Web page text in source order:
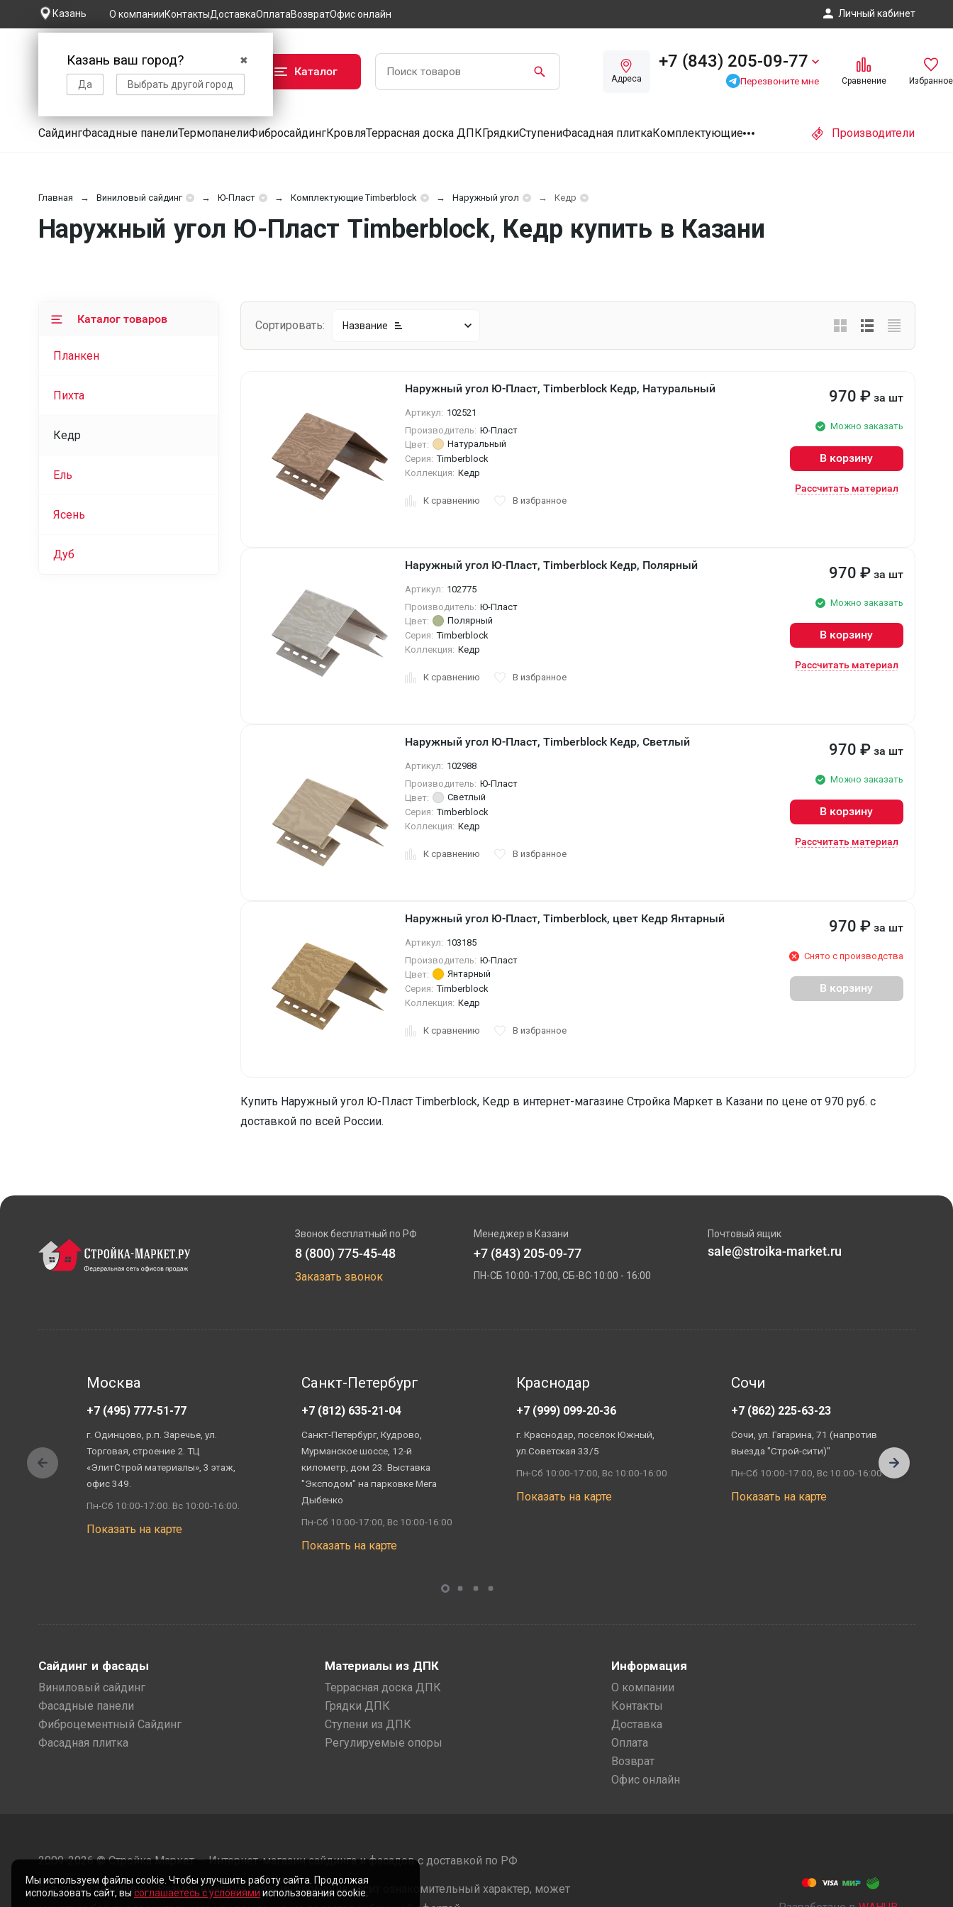
Казань
✖
Казань ваш город?
Да Выбрать другой город
О компанииКонтактыДоставкаОплатаВозвратОфис онлайн Личный кабинет
Каталог
Адреса
+7 (843) 205-09-77
Перезвоните мне Сравнение Избранное
СайдингФасадные панелиТермопанелиФибросайдингКровляТеррасная доска ДПКГрядкиСтупениФасадная плиткаКомплектующие Производители
Главная Виниловый сайдинг Ю-Пласт Комплектующие Timberblock Наружный угол Кедр
Наружный угол Ю-Пласт Timberblock, Кедр купить в Казани
Сортировать: Название
Наружный угол Ю-Пласт, Timberblock Кедр, Натуральный
Артикул: 102521
Производитель: Ю-Пласт
Цвет:
Натуральный
Серия: Timberblock
Коллекция: Кедр
К сравнению В избранное
970 ₽ за шт
Можно заказать
В корзину
Рассчитать материал
Наружный угол Ю-Пласт, Timberblock Кедр, Полярный
Артикул: 102775
Производитель: Ю-Пласт
Цвет:
Полярный
Серия: Timberblock
Коллекция: Кедр
К сравнению В избранное
970 ₽ за шт
Можно заказать
В корзину
Рассчитать материал
Наружный угол Ю-Пласт, Timberblock Кедр, Светлый
Артикул: 102988
Производитель: Ю-Пласт
Цвет:
Светлый
Серия: Timberblock
Коллекция: Кедр
К сравнению В избранное
970 ₽ за шт
Можно заказать
В корзину
Рассчитать материал
Наружный угол Ю-Пласт, Timberblock, цвет Кедр Янтарный
Артикул: 103185
Производитель: Ю-Пласт
Цвет:
Янтарный
Серия: Timberblock
Коллекция: Кедр
К сравнению В избранное
970 ₽ за шт
Снято с производства
В корзину
Купить Наружный угол Ю-Пласт Timberblock, Кедр в интернет-магазине Стройка Маркет в Казани по цене от 970 руб. с
доставкой по всей России.
Каталог товаров
Планкен
Пихта
Кедр
Ель
Ясень
Дуб
Звонок бесплатный по РФ
8 (800) 775-45-48
Заказать звонок
Менеджер в Казани
+7 (843) 205-09-77
ПН-СБ 10:00-17:00, СБ-ВС 10:00 - 16:00
Почтовый ящик
sale@stroika-market.ru
Москва
+7 (495) 777-51-77
г. Одинцово, р.п. Заречье, ул.
Торговая, строение 2. ТЦ
«ЭлитСтрой материалы», 3 этаж,
офис 349.
Пн-Сб 10:00-17:00. Вс 10:00-16:00.
Показать на карте
Санкт-Петербург
+7 (812) 635-21-04
Санкт-Петербург, Кудрово,
Мурманское шоссе, 12-й
километр, дом 23. Выставка
"Эксподом" на парковке Мега
Дыбенко
Пн-Сб 10:00-17:00, Вс 10:00-16:00
Показать на карте
Краснодар
+7 (999) 099-20-36
г. Краснодар, посёлок Южный,
ул.Советская 33/5
Пн-Сб 10:00-17:00, Вс 10:00-16:00
Показать на карте
Сочи
+7 (862) 225-63-23
Сочи, ул. Гагарина, 71 (напротив
выезда "Строй-сити)"
Пн-Сб 10:00-17:00, Вс 10:00-16:00
Показать на карте
Сайдинг и фасады
Виниловый сайдинг
Фасадные панели
Фиброцементный Сайдинг
Фасадная плитка
Материалы из ДПК
Террасная доска ДПК
Грядки ДПК
Ступени из ДПК
Регулируемые опоры
Информация
О компании
Контакты
Доставка
Оплата
Возврат
Офис онлайн
2009-2026 © Стройка Маркет — Интернет-магазин сайдинга и фасадов с доставкой по РФ
Все права защищены. Размещенная на сайте информация носит ознакомительный характер, может
Мы используем файлы cookie. Чтобы улучшить работу сайта. Продолжая
использовать сайт, вы соглашаетесь с условиями использования cookie.